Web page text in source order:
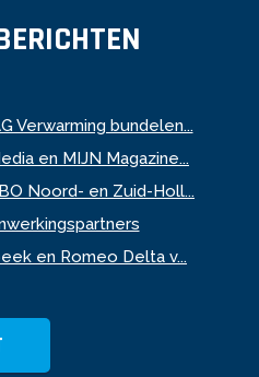
Verwarming bundelen...
en MIJN Magazine...
Noord- en Zuid-Holl...
en Romeo Delta v...